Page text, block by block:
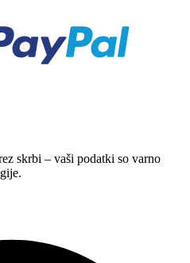
skrbi – vaši podatki so varno